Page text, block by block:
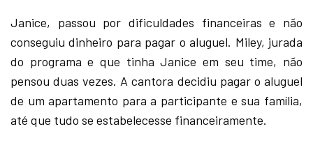
Janice, passou por dificuldades financeiras e não
conseguiu dinheiro para pagar o aluguel. Miley, jurada
do programa e que tinha Janice em seu time, não
pensou duas vezes. A cantora decidiu pagar o aluguel
de um apartamento para a participante e sua família,
até que tudo se estabelecesse financeiramente.